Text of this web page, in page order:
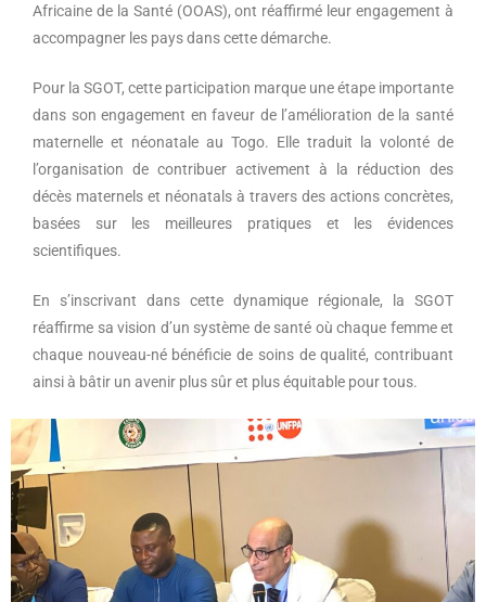
Africaine de la Santé (OOAS), ont réaffirmé leur engagement à
accompagner les pays dans cette démarche.
Pour la SGOT, cette participation marque une étape importante
dans son engagement en faveur de l’amélioration de la santé
maternelle et néonatale au Togo. Elle traduit la volonté de
l’organisation de contribuer activement à la réduction des
décès maternels et néonatals à travers des actions concrètes,
basées sur les meilleures pratiques et les évidences
scientifiques.
En s’inscrivant dans cette dynamique régionale, la SGOT
réaffirme sa vision d’un système de santé où chaque femme et
chaque nouveau-né bénéficie de soins de qualité, contribuant
ainsi à bâtir un avenir plus sûr et plus équitable pour tous.